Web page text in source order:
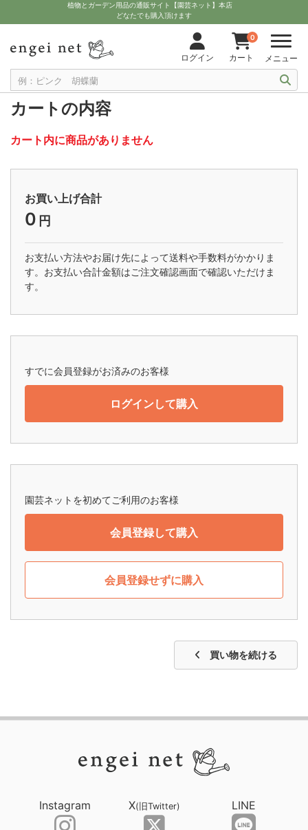
植物とガーデン用品の通販サイト【園芸ネット】本店
どなたでも購入頂けます
ログイン
0
カート メニュー
カートの内容
カート内に商品がありません
お買い上げ合計
0 円
お支払い方法やお届け先によって送料や手数料がかかりま
す。お支払い合計金額はご注文確認画面で確認いただけま
す。
すでに会員登録がお済みのお客様
ログインして購入
園芸ネットを初めてご利用のお客様
会員登録して購入
会員登録せずに購入
買い物を続ける
Instagram X(旧Twitter) LINE